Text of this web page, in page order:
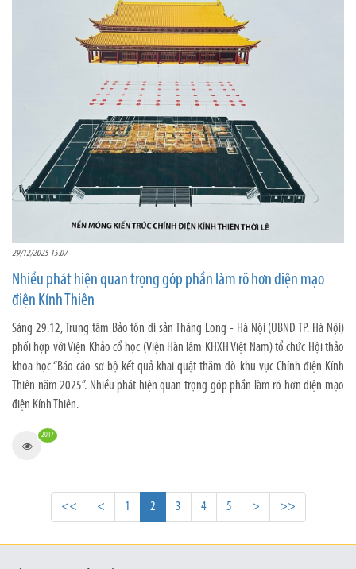
29/12/2025 15:07
Nhiều phát hiện quan trọng góp phần làm rõ hơn diện mạo
điện Kính Thiên
Sáng 29.12, Trung tâm Bảo tồn di sản Thăng Long - Hà Nội (UBND TP. Hà Nội)
phối hợp với Viện Khảo cổ học (Viện Hàn lâm KHXH Việt Nam) tổ chức Hội thảo
khoa học “Báo cáo sơ bộ kết quả khai quật thăm dò khu vực Chính điện Kính
Thiên năm 2025”. Nhiều phát hiện quan trọng góp phần làm rõ hơn diện mạo
điện Kính Thiên.
2017
<< < 1 2 3 4 5 > >>